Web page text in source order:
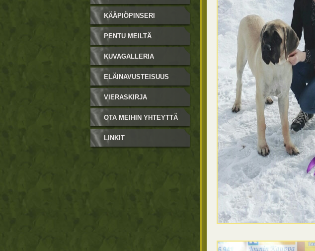
KÄÄPIÖPINSERI
PENTUEET
PENTU MEILTÄ
KUVAGALLERIA
ELÄINAVUSTEISUUS
VIERASKIRJA
OTA MEIHIN YHTEYTTÄ
LINKIT